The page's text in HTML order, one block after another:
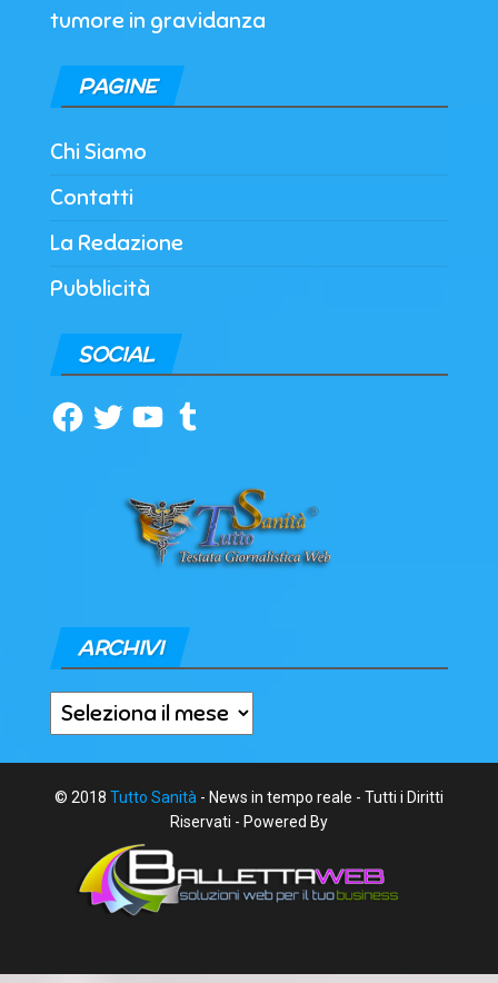
tumore in gravidanza
PAGINE
Chi Siamo
Contatti
La Redazione
Pubblicità
SOCIAL
Facebook
TwitterYouTubeTumblr
ARCHIVI
Archivi
© 2018 Tutto Sanità - News in tempo reale - Tutti i Diritti
Riservati - Powered By